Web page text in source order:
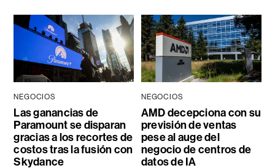
NEGOCIOS
Las ganancias de
Paramount se disparan
gracias a los recortes de
costos tras la fusión con
Skydance
NEGOCIOS
AMD decepciona con su
previsión de ventas
pese al auge del
negocio de centros de
datos de IA